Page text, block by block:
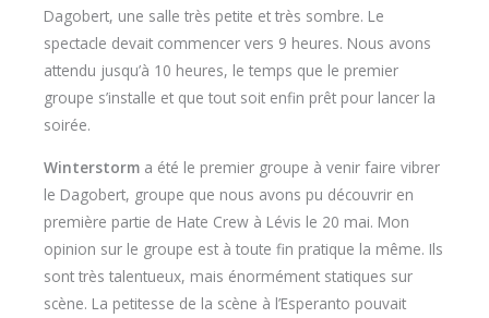
Dagobert, une salle très petite et très sombre. Le
spectacle devait commencer vers 9 heures. Nous avons
attendu jusqu’à 10 heures, le temps que le premier
groupe s’installe et que tout soit enfin prêt pour lancer la
soirée.
Winterstorm a été le premier groupe à venir faire vibrer
le Dagobert, groupe que nous avons pu découvrir en
première partie de Hate Crew à Lévis le 20 mai. Mon
opinion sur le groupe est à toute fin pratique la même. Ils
sont très talentueux, mais énormément statiques sur
scène. La petitesse de la scène à l’Esperanto pouvait